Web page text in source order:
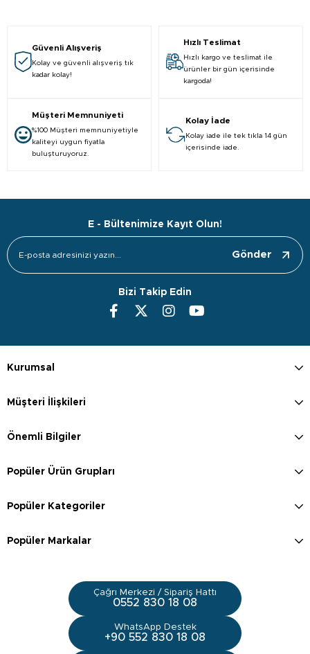
Güvenli Alışveriş
Kolay ve güvenli alışveriş tık
kadar kolay!
Hızlı Teslimat
Hızlı kargo ve teslimat ile
ürünler bir gün içerisinde
kargoda!
Müşteri Memnuniyeti
%100 Müşteri memnuniyetiyle
kaliteyi uygun fiyatla
buluşturuyoruz.
Kolay İade
Kolay iade ile tek tıkla 14 gün
içerisinde iade.
E - Bültenimize Kayıt Olun!
Gönder
Bizi Takip Edin
Kurumsal
Müşteri İlişkileri
Önemli Bilgiler
Popüler Ürün Grupları
Popüler Kategoriler
Popüler Markalar
Çağrı Merkezi / Sipariş Hattı
0552 830 18 08
WhatsApp Destek
+90 552 830 18 08